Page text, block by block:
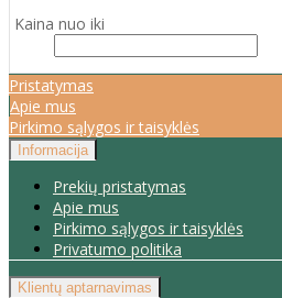
Kaina nuo iki
Pristatymas
Apie mus
Pirkimo sąlygos ir taisyklės
Informacija
Prekių pristatymas
Apie mus
Pirkimo sąlygos ir taisyklės
Privatumo politika
Klientų aptarnavimas